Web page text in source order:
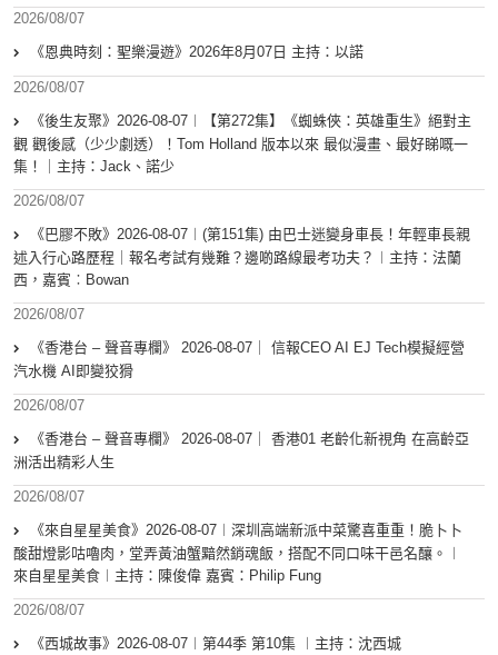
2026/08/07
《恩典時刻：聖樂漫遊》2026年8月07日 主持：以諾
2026/08/07
《後生友聚》2026-08-07︱【第272集】《蜘蛛俠：英雄重生》絕對主
觀 觀後感（少少劇透）！Tom Holland 版本以來 最似漫畫、最好睇嘅一
集！｜主持：Jack、諾少
2026/08/07
《巴膠不敗》2026-08-07︱(第151集) 由巴士迷變身車長！年輕車長親
述入行心路歷程｜報名考試有幾難？邊啲路線最考功夫？︱主持：法蘭
西，嘉賓︰Bowan
2026/08/07
《香港台 – 聲音專欄》 2026-08-07｜ 信報CEO AI EJ Tech模擬經營
汽水機 AI即變狡猾
2026/08/07
《香港台 – 聲音專欄》 2026-08-07｜ 香港01 老齡化新視角 在高齡亞
洲活出精彩人生
2026/08/07
《來自星星美食》2026-08-07︱深圳高端新派中菜驚喜重重！脆卜卜
酸甜燈影咕嚕肉，堂弄黃油蟹黯然銷魂飯，搭配不同口味干邑名釀。︱
來自星星美食︱主持：陳俊偉 嘉賓：Philip Fung
2026/08/07
《西城故事》2026-08-07︱第44季 第10集 ︱主持：沈西城